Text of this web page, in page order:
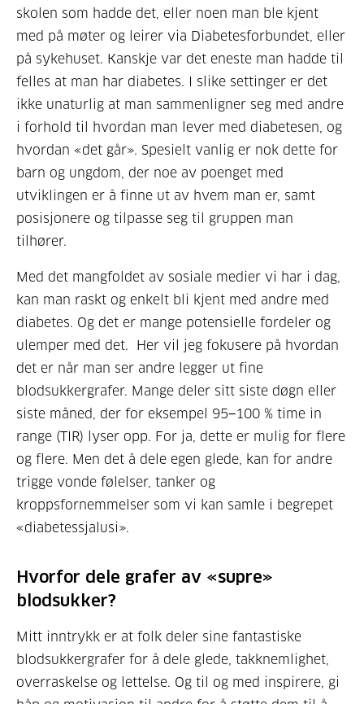
skolen som hadde det, eller noen man ble kjent
med på møter og leirer via Diabetesforbundet, eller
på sykehuset. Kanskje var det eneste man hadde til
felles at man har diabetes. I slike settinger er det
ikke unaturlig at man sammenligner seg med andre
i forhold til hvordan man lever med diabetesen, og
hvordan «det går». Spesielt vanlig er nok dette for
barn og ungdom, der noe av poenget med
utviklingen er å finne ut av hvem man er, samt
posisjonere og tilpasse seg til gruppen man
tilhører.
Med det mangfoldet av sosiale medier vi har i dag,
kan man raskt og enkelt bli kjent med andre med
diabetes. Og det er mange potensielle fordeler og
ulemper med det. Her vil jeg fokusere på hvordan
det er når man ser andre legger ut fine
blodsukkergrafer. Mange deler sitt siste døgn eller
siste måned, der for eksempel 95−100 % time in
range (TIR) lyser opp. For ja, dette er mulig for flere
og flere. Men det å dele egen glede, kan for andre
trigge vonde følelser, tanker og
kroppsfornemmelser som vi kan samle i begrepet
«diabetessjalusi».
Hvorfor dele grafer av «supre»
blodsukker?
Mitt inntrykk er at folk deler sine fantastiske
blodsukkergrafer for å dele glede, takknemlighet,
overraskelse og lettelse. Og til og med inspirere, gi